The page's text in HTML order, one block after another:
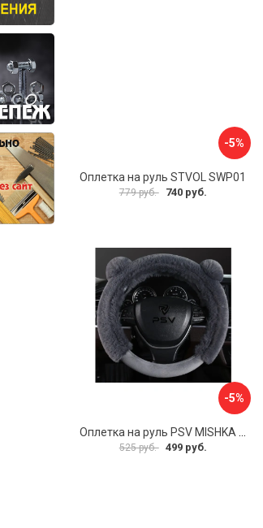
-5%
Оплетка на руль STVOL SWP01
779 руб. 740 руб.
-5%
Оплетка на руль PSV MISHKA Premium 136096
525 руб. 499 руб.